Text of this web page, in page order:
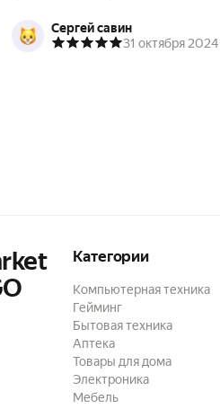
Сергей савин
31 октября 2024
Категории
Компьютерная техника
Гейминг
Бытовая техника
Аптека
Товары для дома
Электроника
Мебель